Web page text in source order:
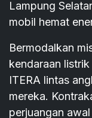
Lampung
mobil hemat
Bermodalkan
kendaraan
ITERA lintas
mereka.
perjuangan